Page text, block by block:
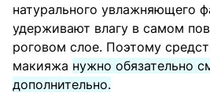
натурального увлажняющего
удерживают влагу в самом
роговом слое. Поэтому
макияжа нужно обязательно
дополнительно.